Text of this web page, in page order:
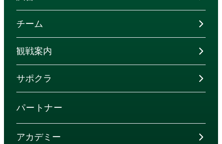
チーム
観戦案内
サポクラ
パートナー
アカデミー